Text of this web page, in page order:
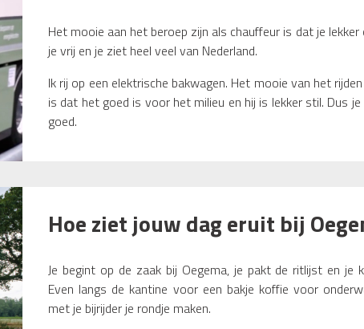
Het mooie aan het beroep zijn als chauffeur is dat je
je vrij en je ziet heel veel van Nederland.
Ik rij op een elektrische bakwagen. Het mooie van het
is dat het goed is voor het milieu en hij is lekker stil. Dus
goed.
Hoe ziet jouw dag eruit bij
Je begint op de zaak bij Oegema, je pakt de ritlijst en je
Even langs de kantine voor een bakje koffie voor
met je bijrijder je rondje maken.